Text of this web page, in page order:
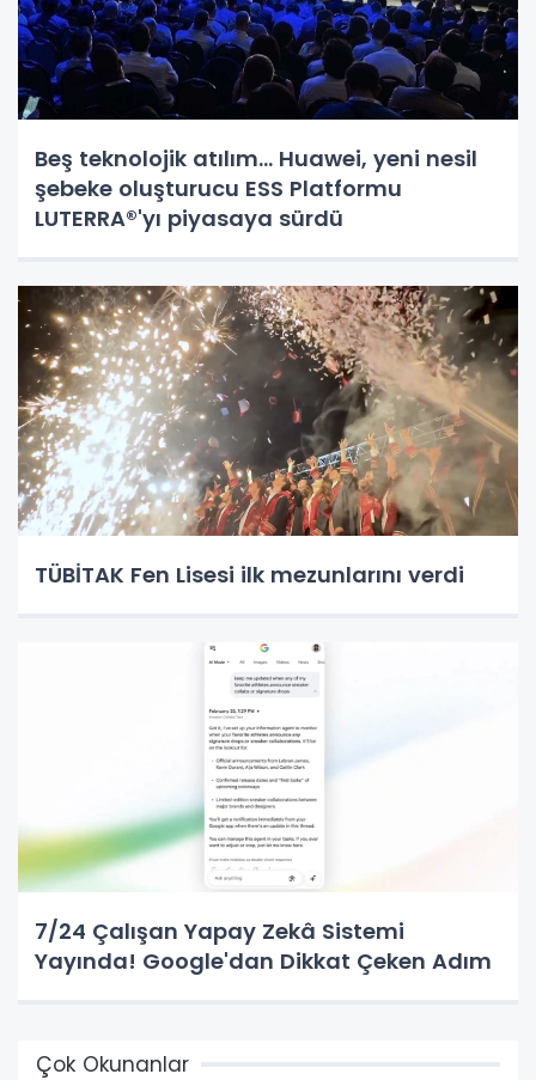
Beş teknolojik atılım... Huawei, yeni nesil
şebeke oluşturucu ESS Platformu
LUTERRA®'yı piyasaya sürdü
TÜBİTAK Fen Lisesi ilk mezunlarını verdi
7/24 Çalışan Yapay Zekâ Sistemi
Yayında! Google'dan Dikkat Çeken Adım
Çok Okunanlar